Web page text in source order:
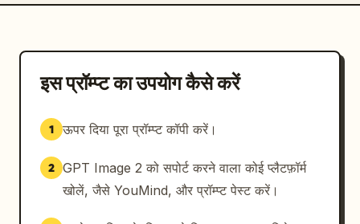
इस प्रॉम्प्ट का उपयोग कैसे करें
1 ऊपर दिया पूरा प्रॉम्प्ट कॉपी करें।
2 GPT Image 2 को सपोर्ट करने वाला कोई प्लैटफ़ॉर्म
खोलें, जैसे YouMind, और प्रॉम्प्ट पेस्ट करें।